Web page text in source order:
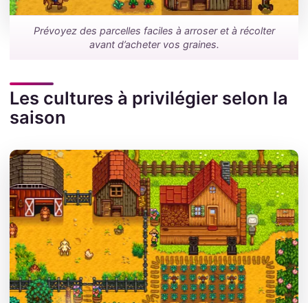
Prévoyez des parcelles faciles à arroser et à récolter
avant d’acheter vos graines.
Les cultures à privilégier selon la
saison